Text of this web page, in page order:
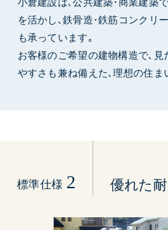
小倉建設は､公共建築･商業建築
を活かし､鉄骨造･鉄筋コンクリ
も承っています｡
お客様のご希望の建物構造で､
やすさも兼ね備えた､理想の住ま
標準仕様 2 優れた